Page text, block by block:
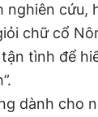
nghiên cứu,
chữ cổ
tình để
dành cho